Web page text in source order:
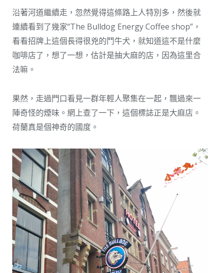
沿著河道繼續走，忽然覺得這條路上人特別多，然後就
連續看到了幾家“The Bulldog Energy Coffee shop”，
看看招牌上這個長得很兇的鬥牛犬，就知道這不是什麼
咖啡店了，想了一想，估計是抽大麻的店，因為這里合
法嘛。
果然，走過門口看見一群年輕人聚集在一起，飄過來一
陣奇怪的煙味。網上查了一下，這個標誌正是大麻店。
荷蘭真是個神奇的國度。